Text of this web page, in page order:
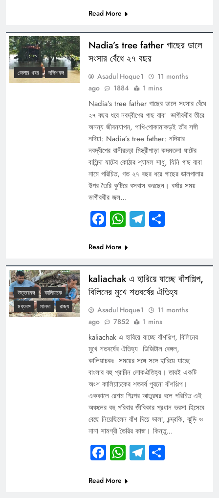
Read More
জেলার খবর দক্ষিণবঙ্গ
Nadia’s tree father গাছের ডালে
সংসার বেঁধে ২৭ বছর
Asadul Hoque1
11 months
ago
1884 1 mins
Nadia’s tree father গাছের ডালে সংসার বেঁধে
২৭ বছর ধরে নবদ্বীপের গাছ বাবা ভাগীরথীর তীরে
অনন্য জীবনযাপন, পাখি-পোকামাকড়ই তাঁর সঙ্গী
নদিয়া: Nadia’s tree father: নদিয়ার
নবদ্বীপের রানীরচড়া মিস্ত্রীপাড়া কদমতলা ঘাটের
বাসিন্দা ষাটের কোঠার শ্যামল সাধু, যিনি গাছ বাবা
নামে পরিচিত, গত ২৭ বছর ধরে গাছের ডালপালার
উপর তৈরি কুটিরে বসবাস করছেন। বর্ষার সময়
ভাগীরথীর জল…
Facebook
WhatsApp
Telegram
Share
Read More
উত্তরবঙ্গ
কালিয়াচক
মধ্যবঙ্গ
মালদা রাজ্য
kaliachak এ হারিয়ে যাচ্ছে বাঁশশিল্প,
বিলিনের মুখে শতবর্ষের ঐতিহ্য
Asadul Hoque1
11 months
ago
7852 1 mins
kaliachak এ হারিয়ে যাচ্ছে বাঁশশিল্প, বিলিনের
মুখে শতবর্ষের ঐতিহ্য ডিজিটাল বেঙ্গল,
কালিয়াচকঃ সময়ের সঙ্গে সঙ্গে হারিয়ে যাচ্ছে
বাংলার বহু প্রাচীন লোকঐতিহ্য। তারই একটি
অংশ কালিয়াচকের শতবর্ষ পুরনো বাঁশশিল্প।
এককালে রেশম শিল্পের আতুরঘর বলে পরিচিত এই
অঞ্চলের বহু পরিবার জীবিকার প্রধান ভরসা হিসেবে
বেছে নিয়েছিলেন বাঁশ দিয়ে ডালা, চন্দ্রকি, ঝুড়ি ও
নানা সামগ্রী তৈরির কাজ। কিন্তু…
Facebook
WhatsApp
Telegram
Share
Read More